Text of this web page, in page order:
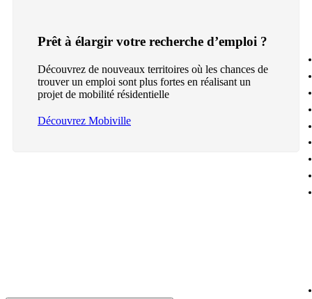
Prêt à élargir votre recherche d’emploi ?
Découvrez de nouveaux territoires où les chances de
trouver un emploi sont plus fortes en réalisant un
projet de mobilité résidentielle
Découvrez Mobiville